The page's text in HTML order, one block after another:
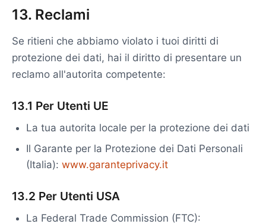
13. Reclami
Se ritieni che abbiamo violato i tuoi diritti di
protezione dei dati, hai il diritto di presentare un
reclamo all'autorita competente:
13.1 Per Utenti UE
La tua autorita locale per la protezione dei dati
Il Garante per la Protezione dei Dati Personali
(Italia): www.garanteprivacy.it
13.2 Per Utenti USA
La Federal Trade Commission (FTC):